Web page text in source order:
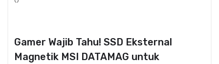
Gamer Wajib Tahu! SSD Eksternal
Magnetik MSI DATAMAG untuk